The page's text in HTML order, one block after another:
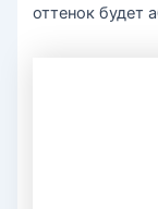
оттенок будет